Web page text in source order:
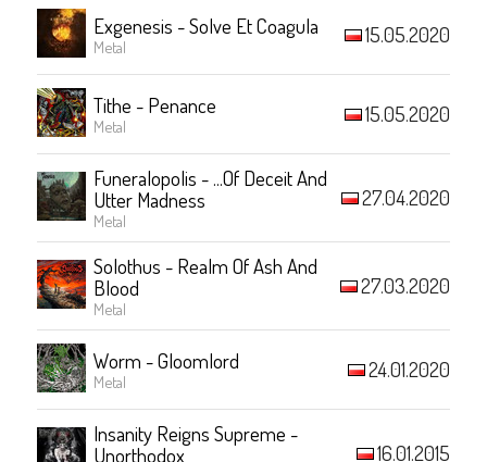
Exgenesis - Solve Et Coagula
Metal 15.05.2020
Tithe - Penance
Metal 15.05.2020
Funeralopolis - ...Of Deceit And
Utter Madness
Metal
27.04.2020
Solothus - Realm Of Ash And
Blood
Metal
27.03.2020
Worm - Gloomlord
Metal 24.01.2020
Insanity Reigns Supreme -
Unorthodox
16.01.2015